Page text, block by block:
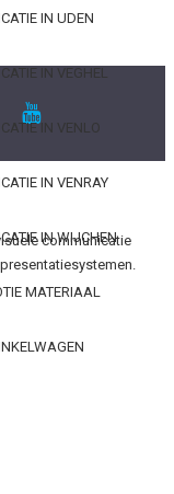
IN UDEN
IN VEGHEL
IN VENLO
IN VENRAY
IN WIJCHEN
MATERIAAL
communicatie